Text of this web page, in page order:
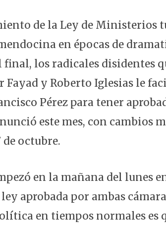
de la Ley de Ministerios
en épocas de
los radicales disidentes
Fayad y Roberto Iglesias le
Pérez para tener
este mes, con cambios
octubre.
en la mañana del lunes
aprobada por ambas
en tiempos normales es